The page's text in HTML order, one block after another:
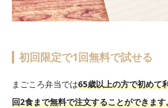
初回限定で1回無料で試せる
まごころ弁当では65歳以上の方で初めて
回2食まで無料で注文することができます